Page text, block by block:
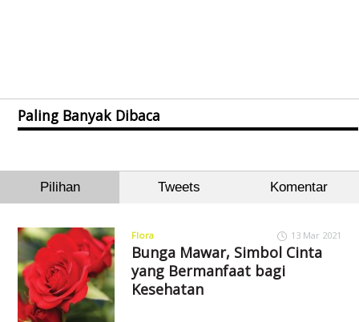
Paling Banyak Dibaca
Pilihan Tweets Komentar
Flora 13 Mar 2021
Bunga Mawar, Simbol Cinta
yang Bermanfaat bagi
Kesehatan